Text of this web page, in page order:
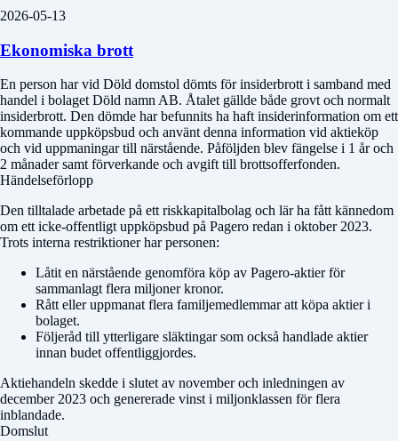
2026-05-13
Ekonomiska brott
En person har vid Döld domstol dömts för insiderbrott i samband med
handel i bolaget Döld namn AB. Åtalet gällde både grovt och normalt
insiderbrott. Den dömde har befunnits ha haft insiderinformation om ett
kommande uppköpsbud och använt denna information vid aktieköp
och vid uppmaningar till närstående. Påföljden blev fängelse i 1 år och
2 månader samt förverkande och avgift till brottsofferfonden.
Händelseförlopp
Den tilltalade arbetade på ett riskkapitalbolag och lär ha fått kännedom
om ett icke-offentligt uppköpsbud på Pagero redan i oktober 2023.
Trots interna restriktioner har personen:
Låtit en närstående genomföra köp av Pagero-aktier för
sammanlagt flera miljoner kronor.
Rått eller uppmanat flera familjemedlemmar att köpa aktier i
bolaget.
Följeråd till ytterligare släktingar som också handlade aktier
innan budet offentliggjordes.
Aktiehandeln skedde i slutet av november och inledningen av
december 2023 och genererade vinst i miljonklassen för flera
inblandade.
Domslut